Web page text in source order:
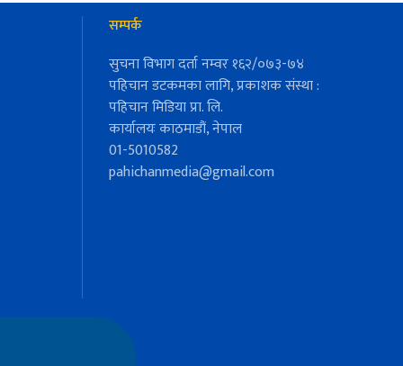
सम्पर्क
सुचना विभाग दर्ता नम्वर १६२/०७३-७४
पहिचान डटकमका लागि, प्रकाशक संस्था :
पहिचान मिडिया प्रा. लि.
कार्यालयः काठमाडौं, नेपाल
01-5010582
pahichanmedia@gmail.com